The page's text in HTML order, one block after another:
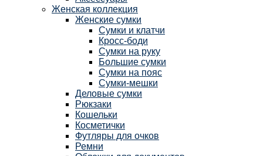
Женская коллекция
Женские сумки
Сумки и клатчи
Кросс-боди
Сумки на руку
Большие сумки
Сумки на пояс
Сумки-мешки
Деловые сумки
Рюкзаки
Кошельки
Косметички
Футляры для очков
Ремни